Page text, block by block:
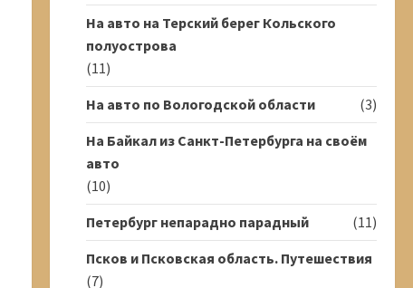
На авто на Терский берег Кольского
полуострова
(11)
На авто по Вологодской области
(3)
На Байкал из Санкт-Петербурга на своём
авто
(10)
Петербург непарадно парадный
(11)
Псков и Псковская область. Путешествия
(7)